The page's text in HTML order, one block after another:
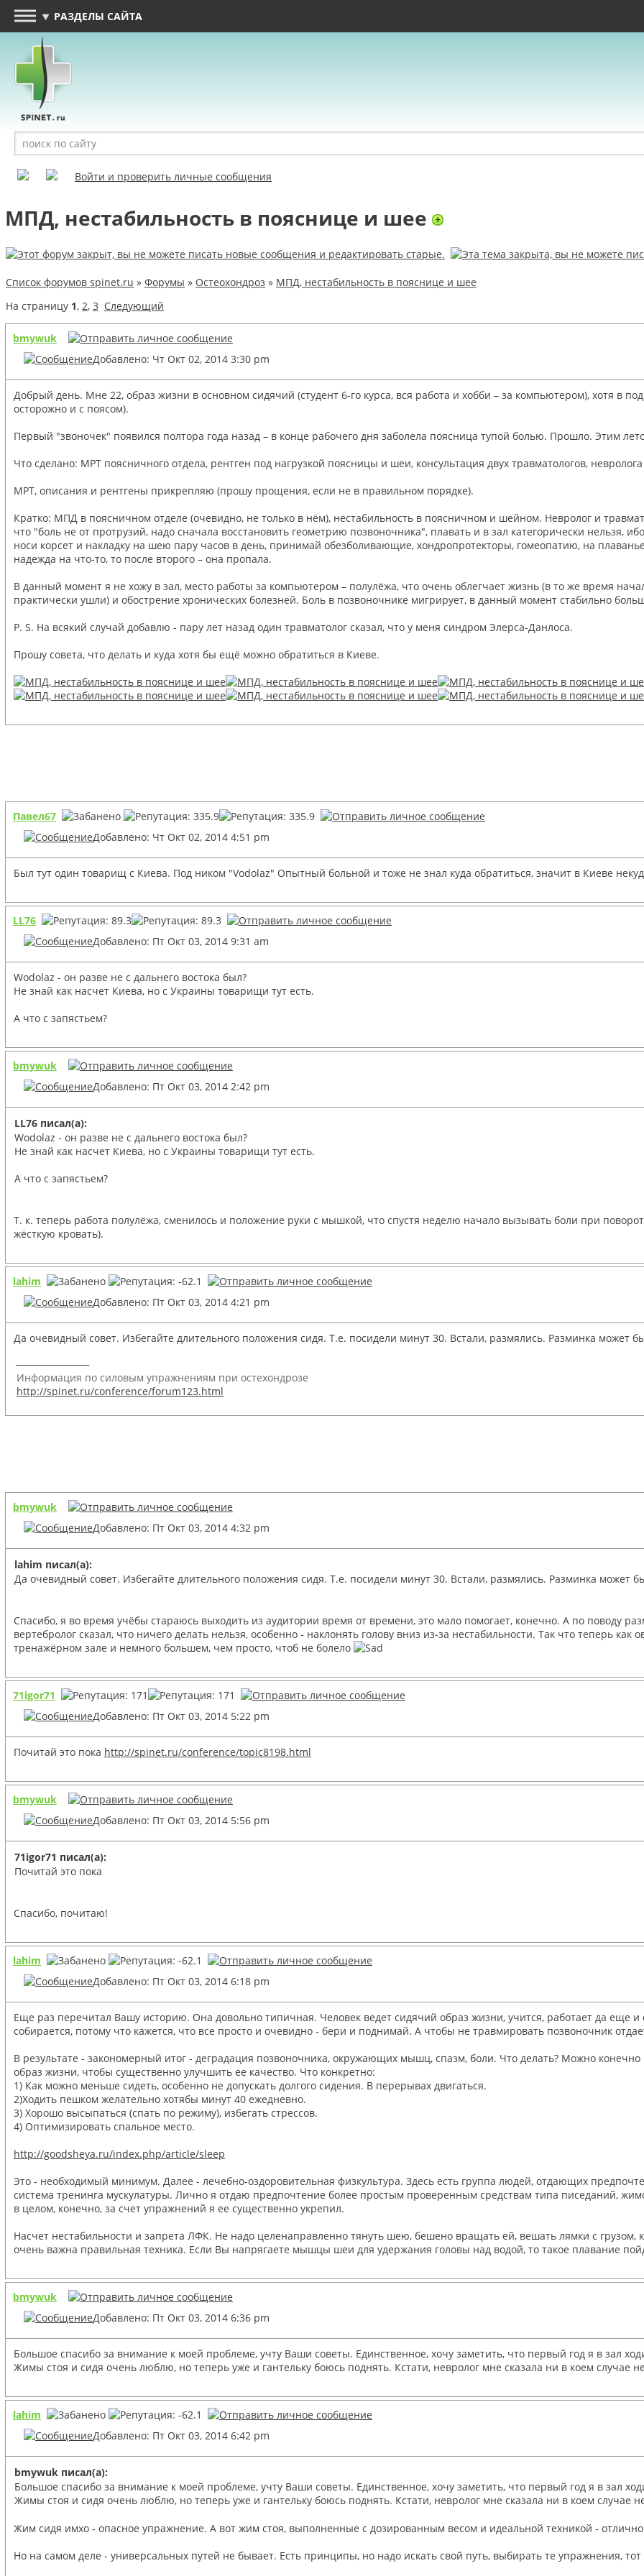
РАЗДЕЛЫ САЙТА
Войти и проверить личные сообщения
МПД, нестабильность в пояснице и шее
Список форумов spinet.ru » Форумы » Остеохондроз » МПД, нестабильность в пояснице и шее
На страницу 1, 2, 3 Следующий
bmywuk
Добавлено: Чт Окт 02, 2014 3:30 pm
Добрый день. Мне 22, образ жизни в основном сидячий (студент 6-го курса, вся работа и хобби – за компьютером), хотя
осторожно и с поясом).
Первый "звоночек" появился полтора года назад – в конце рабочего дня заболела поясница тупой болью. Прошло. Этим
Что сделано: МРТ поясничного отдела, рентген под нагрузкой поясницы и шеи, консультация двух травматологов,
МРТ, описания и рентгены прикрепляю (прошу прощения, если не в правильном порядке).
Кратко: МПД в поясничном отделе (очевидно, не только в нём), нестабильность в поясничном и шейном. Невролог и
что "боль не от протрузий, надо сначала восстановить геометрию позвоночника", плавать и в зал категорически нельзя,
носи корсет и накладку на шею пару часов в день, принимай обезболивающие, хондропротекторы, гомеопатию, на
надежда на что-то, то после второго – она пропала.
В данный момент я не хожу в зал, место работы за компьютером – полулёжа, что очень облегчает жизнь (в то же время
практически ушли) и обострение хронических болезней. Боль в позвоночнике мигрирует, в данный момент стабильно
P. S. На всякий случай добавлю - пару лет назад один травматолог сказал, что у меня синдром Элерса-Данлоса.
Прошу совета, что делать и куда хотя бы ещё можно обратиться в Киеве.
Павел67
Добавлено: Чт Окт 02, 2014 4:51 pm
Был тут один товарищ с Киева. Под ником "Vodolaz" Опытный больной и тоже не знал куда обратиться, значит в Киеве
LL76
Добавлено: Пт Окт 03, 2014 9:31 am
Wodolaz - он разве не с дальнего востока был?
Не знай как насчет Киева, но с Украины товарищи тут есть.
А что с запястьем?
bmywuk
Добавлено: Пт Окт 03, 2014 2:42 pm
LL76 писал(а):
Wodolaz - он разве не с дальнего востока был?
Не знай как насчет Киева, но с Украины товарищи тут есть.
А что с запястьем?
Т. к. теперь работа полулёжа, сменилось и положение руки с мышкой, что спустя неделю начало вызывать боли при
жёсткую кровать).
lahim
Добавлено: Пт Окт 03, 2014 4:21 pm
Да очевидный совет. Избегайте длительного положения сидя. Т.е. посидели минут 30. Встали, размялись. Разминка
Информация по силовым упражнениям при остехондрозе
http://spinet.ru/conference/forum123.html
bmywuk
Добавлено: Пт Окт 03, 2014 4:32 pm
lahim писал(а):
Да очевидный совет. Избегайте длительного положения сидя. Т.е. посидели минут 30. Встали, размялись. Разминка
Спасибо, я во время учёбы стараюсь выходить из аудитории время от времени, это мало помогает, конечно. А по поводу
вертебролог сказал, что ничего делать нельзя, особенно - наклонять голову вниз из-за нестабильности. Так что
тренажёрном зале и немного большем, чем просто, чтоб не болело
71igor71
Добавлено: Пт Окт 03, 2014 5:22 pm
Почитай это пока http://spinet.ru/conference/topic8198.html
bmywuk
Добавлено: Пт Окт 03, 2014 5:56 pm
71igor71 писал(а):
Почитай это пока
Спасибо, почитаю!
lahim
Добавлено: Пт Окт 03, 2014 6:18 pm
Еще раз перечитал Вашу историю. Она довольно типичная. Человек ведет сидячий образ жизни, учится, работает да
собирается, потому что кажется, что все просто и очевидно - бери и поднимай. А чтобы не травмировать позвоночник
В результате - закономерный итог - деградация позвоночника, окружающих мышц, спазм, боли. Что делать? Можно
образ жизни, чтобы существенно улучшить ее качество. Что конкретно:
1) Как можно меньше сидеть, особенно не допускать долгого сидения. В перерывах двигаться.
2)Ходить пешком желательно хотябы минут 40 ежедневно.
3) Хорошо высыпаться (спать по режиму), избегать стрессов.
4) Оптимизировать спальное место.
http://goodsheya.ru/index.php/article/sleep
Это - необходимый минимум. Далее - лечебно-оздоровительная физкультура. Здесь есть группа людей, отдающих
система тренинга мускулатуры. Лично я отдаю предпочтение более простым проверенным средствам типа писеданий,
в целом, конечно, за счет упражнений я ее существенно укрепил.
Насчет нестабильности и запрета ЛФК. Не надо целенаправленно тянуть шею, бешено вращать ей, вешать лямки с
очень важна правильная техника. Если Вы напрягаете мышцы шеи для удержания головы над водой, то такое плавание
bmywuk
Добавлено: Пт Окт 03, 2014 6:36 pm
Большое спасибо за внимание к моей проблеме, учту Ваши советы. Единственное, хочу заметить, что первый год я в зал
Жимы стоя и сидя очень люблю, но теперь уже и гантельку боюсь поднять. Кстати, невролог мне сказала ни в коем случае
lahim
Добавлено: Пт Окт 03, 2014 6:42 pm
bmywuk писал(а):
Большое спасибо за внимание к моей проблеме, учту Ваши советы. Единственное, хочу заметить, что первый год я в зал
Жимы стоя и сидя очень люблю, но теперь уже и гантельку боюсь поднять. Кстати, невролог мне сказала ни в коем случае
Жим сидя имхо - опасное упражнение. А вот жим стоя, выполненные с дозированным весом и идеальной техникой -
Но на самом деле - универсальных путей не бывает. Есть принципы, но надо искать свой путь, выбирать те упражнения,